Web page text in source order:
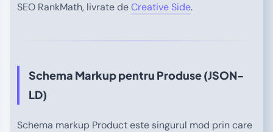
SEO RankMath, livrate deCreative Side.
Schema Markup pentru Produse (JSON-
LD)
Schema markup Product este singurul mod prin care